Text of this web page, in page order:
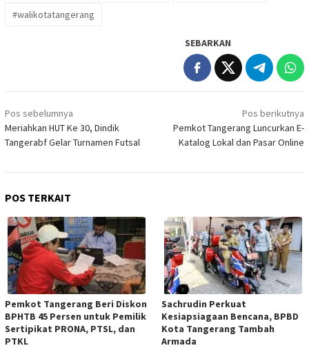
#walikotatangerang
SEBARKAN
Navigasi
pos
Pos sebelumnya
Meriahkan HUT Ke 30, Dindik
Tangerabf Gelar Turnamen Futsal
Pos berikutnya
Pemkot Tangerang Luncurkan E-
Katalog Lokal dan Pasar Online
POS TERKAIT
Pemkot Tangerang Beri Diskon
BPHTB 45 Persen untuk Pemilik
Sertipikat PRONA, PTSL, dan
PTKL
Sachrudin Perkuat
Kesiapsiagaan Bencana, BPBD
Kota Tangerang Tambah
Armada